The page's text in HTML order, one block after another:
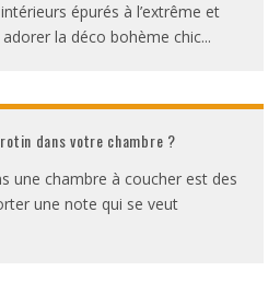
épurés à l’extrême et
la déco bohème chic...
dans votre chambre ?
une chambre à coucher est des
une note qui se veut